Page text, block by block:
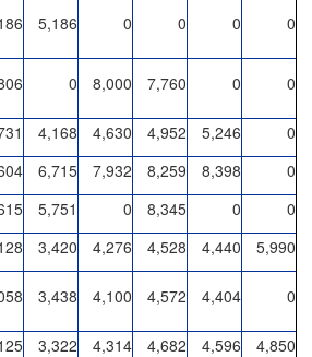
5,186 0 0 0 0
0 8,000 7,760 0 0
4,168 4,630 4,952 5,246 0
6,715 7,932 8,259 8,398 0
5,751 0 8,345 0 0
3,420 4,276 4,528 4,440 5,990
3,438 4,100 4,572 4,404 0
3,322 4,314 4,682 4,596 4,850